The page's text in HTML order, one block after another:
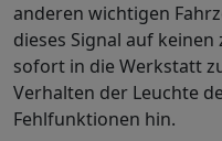
anderen wichtigen
dieses Signal auf
sofort in die Werkstatt
Verhalten der Leuchte
Fehlfunktionen hin.